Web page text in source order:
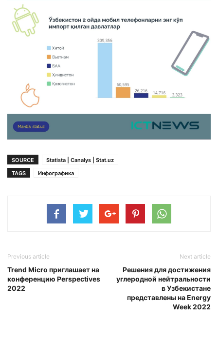
SOURCE
Statista | Canalys | Stat.uz
TAGS
Инфографика
Previous article
Trend Micro приглашает на
конференцию Perspectives
2022
Next article
Решения для достижения
углеродной нейтральности
в Узбекистане
представлены на Energy
Week 2022